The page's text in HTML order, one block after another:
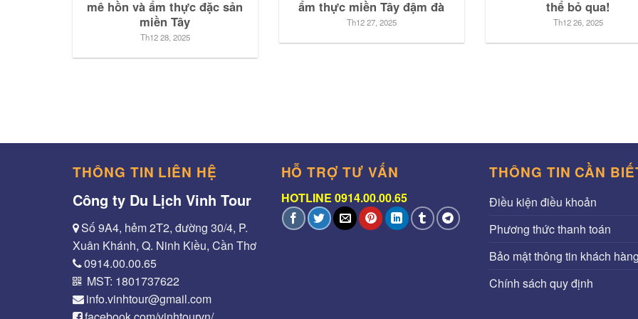
mê hồn và ẩm thực đặc sản
miền Tây
Th12 28, 2025
ẩm thực miền Tây đậm đà
Th12 27, 2025
thể bỏ qua!
Th12 26, 2025
THÔNG TIN LIÊN HỆ
Công ty Du Lịch Vinh Tour
Số 9A4, hẻm 2T2, đường 30/4, P.
Xuân Khánh, Q. Ninh Kiều, Cần Thơ
0914.00.00.65
MST: 1801737622
info.vinhtour@gmail.com
HỖ TRỢ TƯ VẤN
HOTLINE 0914.00.00.65
THÔNG TIN CẦN
Điều kiện điều khoản
Phương thức thanh toán
Bảo mật thông tin khách hàng
Chính sách quy định